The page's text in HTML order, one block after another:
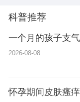
科普推荐
一个月的孩子支
2026-08-08
怀孕期间皮肤瘙